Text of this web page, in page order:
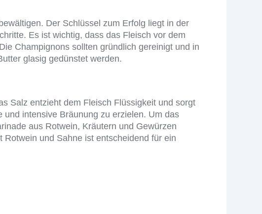
Der Schlüssel zum Erfolg liegt in der
Es ist wichtig, dass das Fleisch vor dem
Champignons sollten gründlich gereinigt und in
glasig gedünstet werden.
Salz entzieht dem Fleisch Flüssigkeit und sorgt
intensive Bräunung zu erzielen. Um das
aus Rotwein, Kräutern und Gewürzen
und Sahne ist entscheidend für ein